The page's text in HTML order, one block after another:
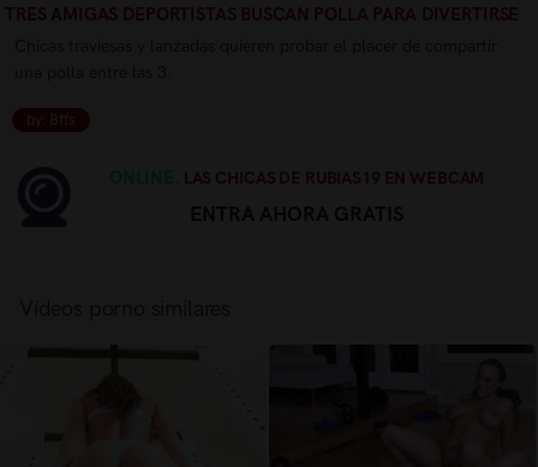
TRES AMIGAS DEPORTISTAS BUSCAN POLLA PARA DIVERTIRSE
by: Bffs
ONLINE. LAS CHICAS DE RUBIAS19 EN WEBCAM